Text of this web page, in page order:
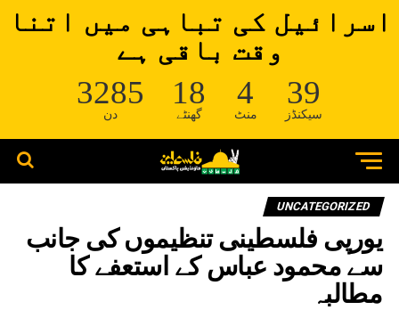
اسرائیل کی تباہی میں اتنا
وقت باقی ہے
3285
دن
18
گھنٹے
4
منٹ
39
سیکنڈز
UNCATEGORIZED
یورپی فلسطینی تنظیموں کی جانب
سے محمود عباس کے استعفے کا
مطالبہ